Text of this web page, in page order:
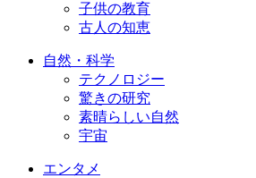
子供の教育
古人の知恵
自然・科学
テクノロジー
驚きの研究
素晴らしい自然
宇宙
エンタメ